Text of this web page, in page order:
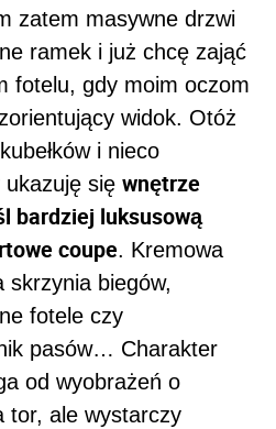
zatem masywne drzwi
ramek i już chcę zająć
fotelu, gdy moim oczom
widok. Otóż
i nieco
się wnętrze
bardziej luksusową
coupe. Kremowa
biegów,
fotele czy
pasów… Charakter
od wyobrażeń o
tor, ale wystarczy